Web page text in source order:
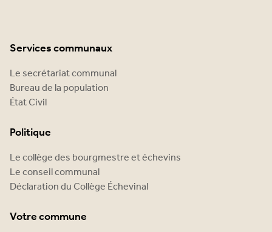
Services communaux
Le secrétariat communal
Bureau de la population
État Civil
Politique
Le collège des bourgmestre et échevins
Le conseil communal
Déclaration du Collège Échevinal
Votre commune